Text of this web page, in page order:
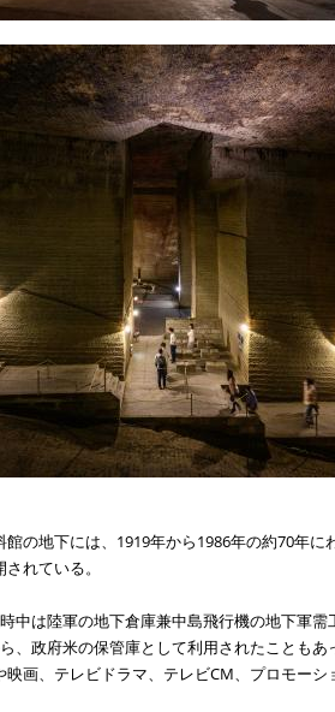
の地下には、1919年から1986年の約70年に
れている。
中は陸軍の地下倉庫兼中島飛行機の地下軍
、政府米の保管庫として利用されたことも
画、テレビドラマ、テレビCM、プロモー